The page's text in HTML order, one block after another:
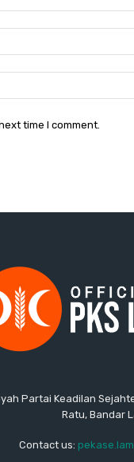
time I comment.
Partai Keadilan
Ratu, Bandar
Contact us: